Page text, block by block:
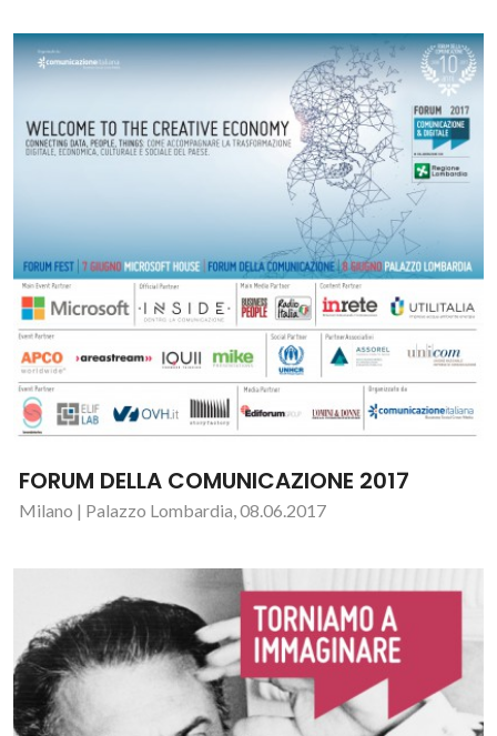
FORUM DELLA COMUNICAZIONE 2017
Milano | Palazzo Lombardia, 08.06.2017